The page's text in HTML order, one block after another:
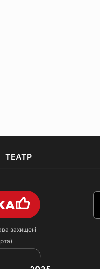
ТЕАТР
захищені